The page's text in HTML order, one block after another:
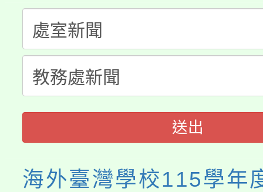
生本土語及新住民語歌
公告本校115學年度第
代理(課)教師甄選結果(
公告本校115學年度第
代理(課)教師甄選結果(
轉知中國文化大學推廣
《TA101》溝通分析基
程，歡迎學生輔導中心
心理、諮商輔導、社會
送出
海外臺灣學校115學年